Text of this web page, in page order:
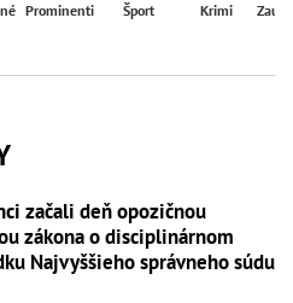
Prominenti Šport Krimi
začali deň opozičnou
zákona o disciplinárnom
Najvyššieho správneho súdu